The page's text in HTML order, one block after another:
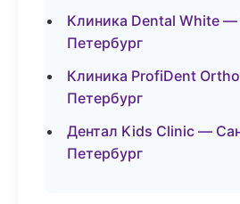
Клиника Dental White
Петербург
Клиника ProfiDent
Петербург
Дентал Kids Clinic —
Петербург